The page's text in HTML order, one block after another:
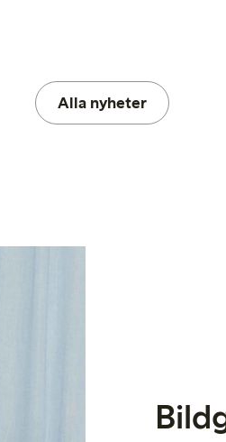
Alla nyheter